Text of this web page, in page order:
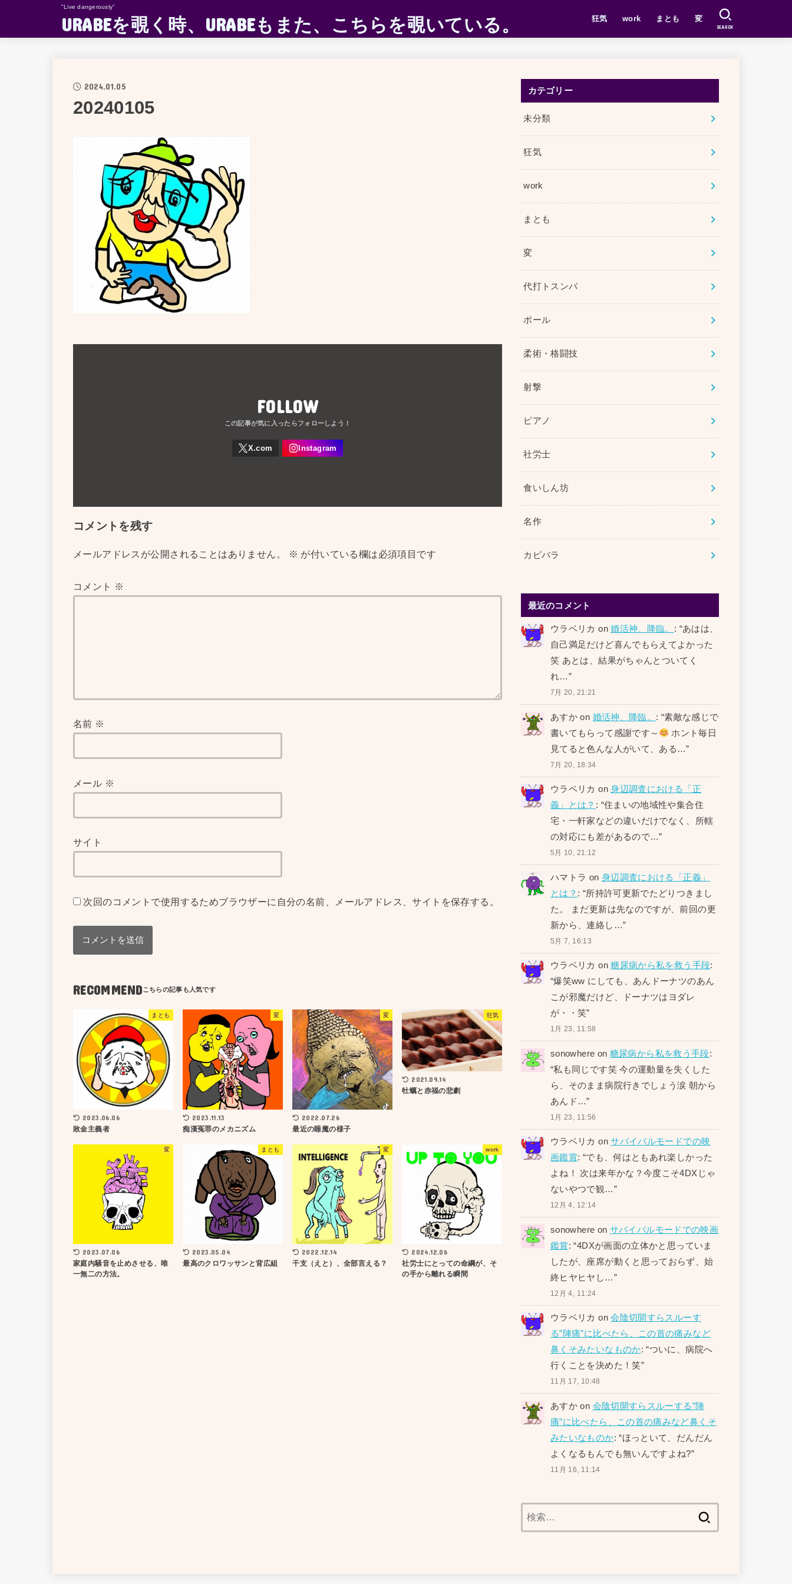
"Live dangerously"
URABEを覗く時、URABEもまた、こちらを覗いている。 狂気 work まとも 変
SEARCH
2024.01.05
20240105
FOLLOW
コメントを残す
メールアドレスが公開されることはありません。 ※ が付いている欄は必須項目です
コメント ※
名前 ※
メール ※
サイト
次回のコメントで使用するためブラウザーに自分の名前、メールアドレス、サイトを保存する。
RECOMMEND
まとも
2023.06.06
敗金主義者
変
2023.11.13
痴漢冤罪のメカニズム
変
2022.07.26
最近の睡魔の様子
狂気
2021.09.14
牡蠣と赤福の悲劇
変
2023.07.06
家庭内騒音を止めさせる、唯
一無二の方法。
まとも
2023.05.04
最高のクロワッサンと背広組
変
2022.12.14
干支（えと）、全部言える？
work
2024.12.06
社労士にとっての命綱が、そ
の手から離れる瞬間
カテゴリー
未分類
狂気
work
まとも
変
代打トスンパ
ポール
柔術・格闘技
射撃
ピアノ
社労士
食いしん坊
名作
カピバラ
最近のコメント
ウラベリカ on婚活神、降臨。 : “あはは、
自己満足だけど喜んでもらえてよかった
笑 あとは、結果がちゃんとついてく
れ…”
7月 20, 21:21
あすか on 婚活神、降臨。 : “素敵な感じで
書いてもらって感謝です～
ホント毎日
見てると色んな人がいて、ある…”
7月 20, 18:34
ウラベリカ on身辺調査における「正
義」とは？ : “住まいの地域性や集合住
宅・一軒家などの違いだけでなく、所轄
の対応にも差があるので…”
5月 10, 21:12
ハマトラ on 身辺調査における「正義」
とは？ : “所持許可更新でたどりつきまし
た。 まだ更新は先なのですが、前回の更
新から、連絡し…”
5月 7, 16:13
ウラベリカ on糖尿病から私を救う手段:
“爆笑ww にしても、あんドーナツのあん
こが邪魔だけど、ドーナツはヨダレ
が・・笑”
1月 23, 11:58
sonowhere on 糖尿病から私を救う手段:
“私も同じです笑 今の運動量を失くした
ら、そのまま病院行きでしょう涙 朝から
あんド…”
1月 23, 11:56
ウラベリカ onサバイバルモードでの映
画鑑賞: “でも、何はともあれ楽しかった
よね！ 次は来年かな？今度こそ4DXじゃ
ないやつで観…”
12月 4, 12:14
sonowhere on サバイバルモードでの映画
鑑賞: “4DXが画面の立体かと思っていま
したが、座席が動くと思っておらず、始
終ヒヤヒヤし…”
12月 4, 11:24
ウラベリカ on会陰切開すらスルーす
る”陣痛”に比べたら、この首の痛みなど
鼻くそみたいなものか: “ついに、病院へ
行くことを決めた！笑”
11月 17, 10:48
あすか on 会陰切開すらスルーする”陣
痛”に比べたら、この首の痛みなど鼻くそ
みたいなものか: “ほっといて、だんだん
よくなるもんでも無いんですよね?”
11月 16, 11:14